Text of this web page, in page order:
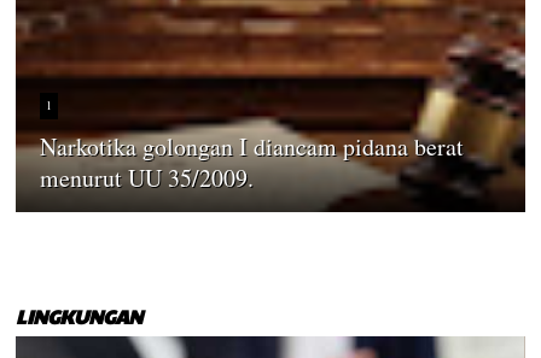
1
Narkotika golongan I diancam pidana berat
menurut UU 35/2009.
LINGKUNGAN